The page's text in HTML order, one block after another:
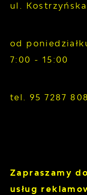
ul.
od
7:00 - 15:00
tel. 95 7287 808
Zapraszamy
usług